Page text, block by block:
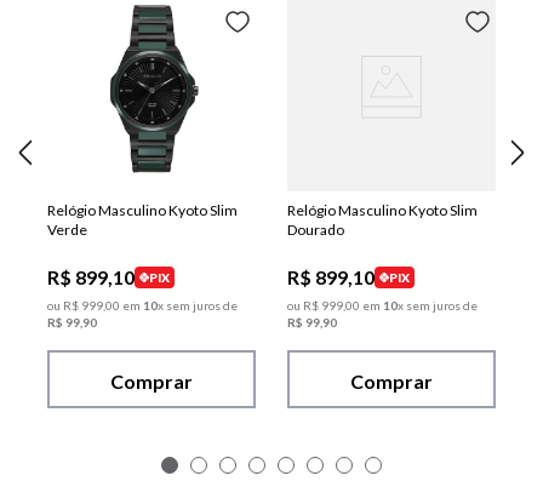
Relógio Masculino Kyoto Slim
Verde
R$ 899,10
PIX
ou R$ 99900 em 10x sem juros de
R$ 99 90
Comprar
Relógio Masculino Kyoto Slim
Dourado
R$ 899,10
PIX
ou R$ 99900 em 10x sem juros de
R$ 99 90
Comprar